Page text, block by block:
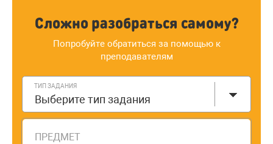
Сложно разобраться самому?
Попробуйте обратиться за помощью к
преподавателям
ТИП ЗАДАНИЯ
Выберите тип задания
ПРЕДМЕТ